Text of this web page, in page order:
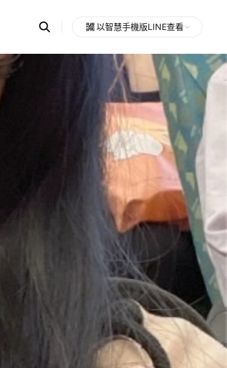
Search
OpenChats
messages
search
以智慧手機版LINE查看